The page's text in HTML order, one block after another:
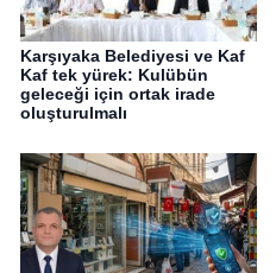
Karşıyaka Belediyesi ve Kaf
Kaf tek yürek: Kulübün
geleceği için ortak irade
oluşturulmalı